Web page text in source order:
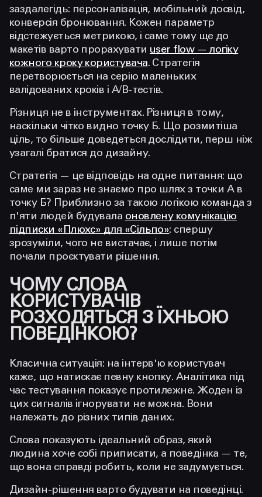
заздалегідь: персоналізація, мобільний досвід,
конверсія бронювання. Кожен параметр
відстежується метрикою, і саме тому ще до
макетів варто прорахувати user flow — логіку
кожного кроку користувача. Стратегія
перетворюється на серію маленьких
валідованих кроків і A/B-тестів.
Різниця не в інструментах. Різниця в тому,
наскільки чітко видно точку Б. Що розмитіша
ціль, то більше доведеться дослідити, перш ніж
узагалі братися до дизайну.
Стратегія — це відповідь на одне питання: що
саме ми зараз не знаємо про шлях з точки А в
точку Б? Приблизно за такою логікою команда з
п'яти людей будувала оновлену комунікацію
підписки «Плюхс» для «Сільпо»: спершу
зрозуміли, чого не вистачає, і лише потім
почали проєктувати рішення.
ЧОМУ СЛОВА
КОРИСТУВАЧІВ
РОЗХОДЯТЬСЯ З ЇХНЬОЮ
ПОВЕДІНКОЮ?
Класична ситуація: на інтерв'ю користувач
каже, що натискає певну кнопку. Аналітика під
час тестування показує протилежне. Жоден із
цих сигналів ігнорувати не можна. Вони
належать до різних типів даних.
Слова показують ідеальний образ, який
людина хоче собі приписати, а поведінка — те,
що вона справді робить, коли не задумується.
Дизайн-рішення варто будувати на поведінці.